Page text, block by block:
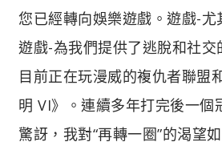
您已經轉向娛樂遊戲。遊戲-尤
遊戲-為我們提供了逃脫和社
目前正在玩漫威的複仇者聯盟
明 VI》。連續多年打完後一個
驚訝，我對“再轉一圈”的渴望